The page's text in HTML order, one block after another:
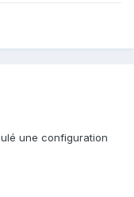
une configuration